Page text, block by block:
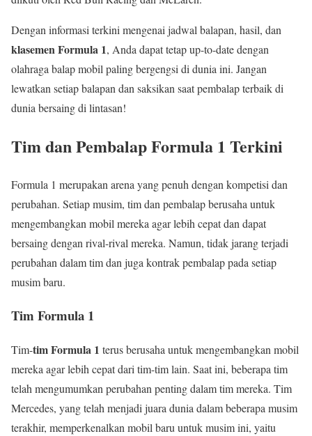
Dengan informasi terkini mengenai jadwal balapan, hasil, dan
klasemen Formula 1, Anda dapat tetap up-to-date dengan
olahraga balap mobil paling bergengsi di dunia ini. Jangan
lewatkan setiap balapan dan saksikan saat pembalap terbaik di
dunia bersaing di lintasan!
Tim dan Pembalap Formula 1 Terkini
Formula 1 merupakan arena yang penuh dengan kompetisi dan
perubahan. Setiap musim, tim dan pembalap berusaha untuk
mengembangkan mobil mereka agar lebih cepat dan dapat
bersaing dengan rival-rival mereka. Namun, tidak jarang terjadi
perubahan dalam tim dan juga kontrak pembalap pada setiap
musim baru.
Tim Formula 1
Tim-tim Formula 1 terus berusaha untuk mengembangkan mobil
mereka agar lebih cepat dari tim-tim lain. Saat ini, beberapa tim
telah mengumumkan perubahan penting dalam tim mereka. Tim
Mercedes, yang telah menjadi juara dunia dalam beberapa musim
terakhir, memperkenalkan mobil baru untuk musim ini, yaitu